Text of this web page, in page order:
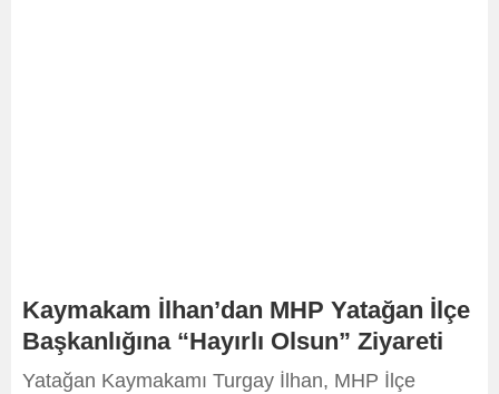
Kaymakam İlhan’dan MHP Yatağan İlçe
Başkanlığına “Hayırlı Olsun” Ziyareti
Yatağan Kaymakamı Turgay İlhan, MHP İlçe